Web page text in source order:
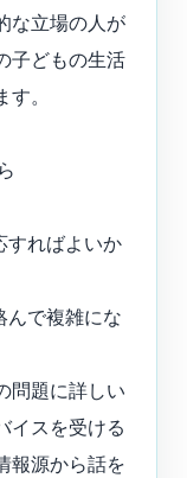
な立場の人が
子どもの生活
。
すればよいか
んで複雑にな
問題に詳しい
イスを受ける
報源から話を